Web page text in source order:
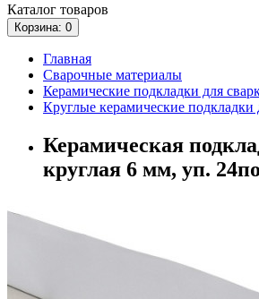
Каталог товаров
Корзина: 0
Главная
Сварочные материалы
Керамические подкладки для
Круглые керамические подкладки
Керамическая
круглая 6 мм, уп.